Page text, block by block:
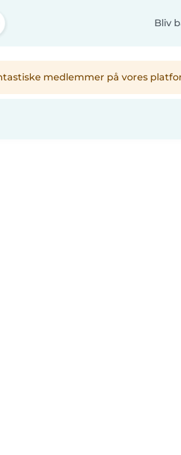
Bliv
medlemmer på vores